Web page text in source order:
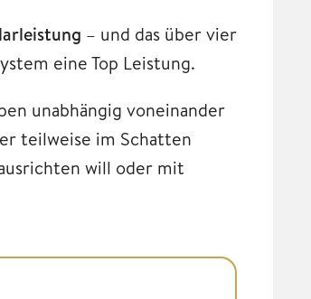
– und das über vier
eine Top Leistung.
unabhängig voneinander
teilweise im Schatten
will oder mit